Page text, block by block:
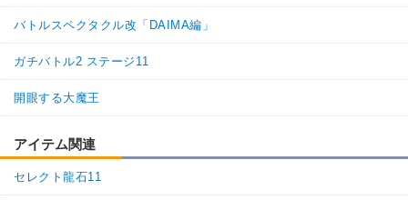
バトルスペクタクル改「DAIMA編」
ガチバトル2 ステージ11
開眼する大魔王
アイテム関連
セレクト龍石11